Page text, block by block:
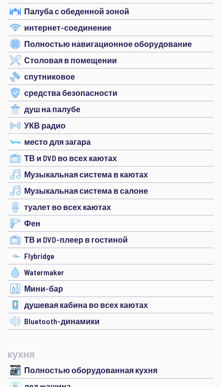
Палуба с обеденной зоной
интернет-соединение
Полностью навигационное оборудование
Столовая в помещении
спутниковое
средства безопасности
душ на палубе
УКВ радио
место для загара
ТВ и DVD во всех каютах
Музыкальная система в каютах
Музыкальная система в салоне
туалет во всех каютах
Фен
ТВ и DVD-плеер в гостиной
Flybridge
Watermaker
Мини-бар
душевая кабина во всех каютах
Bluetooth-динамики
кухня
Полностью оборудованная кухня